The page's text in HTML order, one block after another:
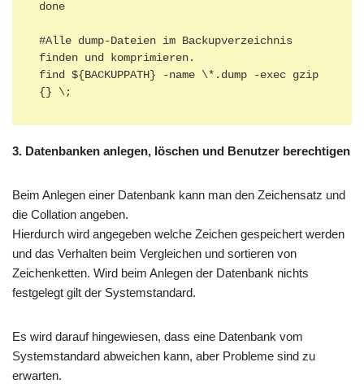
done
#Alle dump-Dateien im Backupverzeichnis
finden und komprimieren.
find ${BACKUPPATH} -name \*.dump -exec gzip
{} \;
3. Datenbanken anlegen, löschen und Benutzer berechtigen
Beim Anlegen einer Datenbank kann man den Zeichensatz und
die Collation angeben.
Hierdurch wird angegeben welche Zeichen gespeichert werden
und das Verhalten beim Vergleichen und sortieren von
Zeichenketten. Wird beim Anlegen der Datenbank nichts
festgelegt gilt der Systemstandard.
Es wird darauf hingewiesen, dass eine Datenbank vom
Systemstandard abweichen kann, aber Probleme sind zu
erwarten.